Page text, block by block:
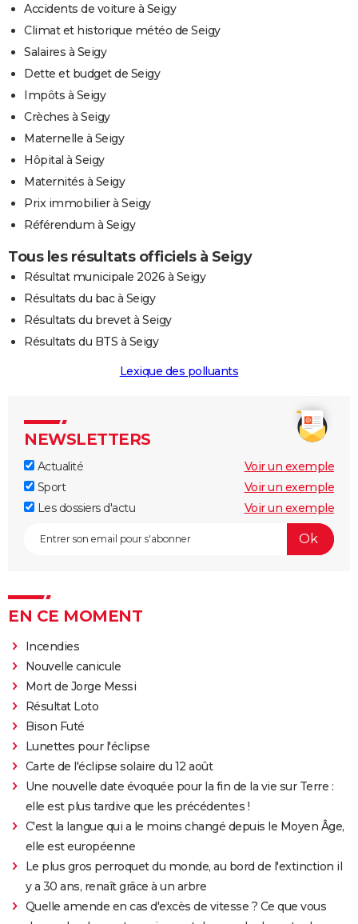
Accidents de voiture à Seigy
Climat et historique météo de Seigy
Salaires à Seigy
Dette et budget de Seigy
Impôts à Seigy
Crèches à Seigy
Maternelle à Seigy
Hôpital à Seigy
Maternités à Seigy
Prix immobilier à Seigy
Référendum à Seigy
Tous les résultats officiels à Seigy
Résultat municipale 2026 à Seigy
Résultats du bac à Seigy
Résultats du brevet à Seigy
Résultats du BTS à Seigy
Lexique des polluants
NEWSLETTERS
Actualité
Voir un exemple
Sport
Voir un exemple
Les dossiers d'actu
Voir un exemple
EN CE MOMENT
Incendies
Nouvelle canicule
Mort de Jorge Messi
Résultat Loto
Bison Futé
Lunettes pour l'éclipse
Carte de l'éclipse solaire du 12 août
Une nouvelle date évoquée pour la fin de la vie sur Terre :
elle est plus tardive que les précédentes !
C'est la langue qui a le moins changé depuis le Moyen Âge,
elle est européenne
Le plus gros perroquet du monde, au bord de l'extinction il
y a 30 ans, renaît grâce à un arbre
Quelle amende en cas d'excès de vitesse ? Ce que vous